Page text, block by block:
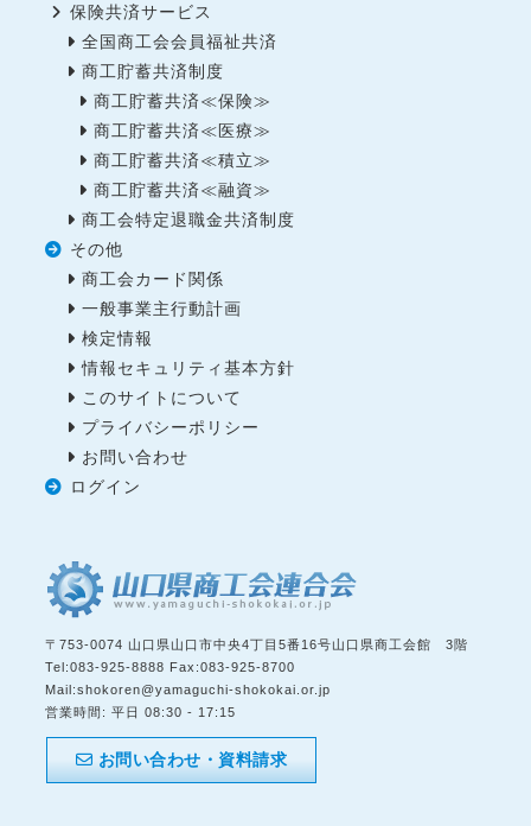
保険共済サービス
全国商工会会員福祉共済
商工貯蓄共済制度
商工貯蓄共済≪保険≫
商工貯蓄共済≪医療≫
商工貯蓄共済≪積立≫
商工貯蓄共済≪融資≫
商工会特定退職金共済制度
その他
商工会カード関係
一般事業主行動計画
検定情報
情報セキュリティ基本方針
このサイトについて
プライバシーポリシー
お問い合わせ
ログイン
〒 753-0074 山口県山口市中央4丁目5番16号山口県商工会館 3階
Tel:083-925-8888 Fax:083-925-8700
Mail:shokoren@yamaguchi-shokokai.or.jp
営業時間: 平日 08:30 - 17:15
お問い合わせ・資料請求